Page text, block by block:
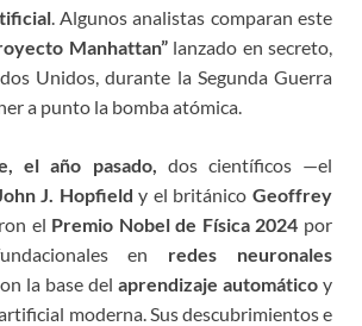
. Algunos analistas comparan este
Manhattan”lanzado en secreto,
Unidos, durante la Segunda Guerra
a punto la bomba atómica.
el año pasado, dos científicos —el
John J. Hopfield y el británicoGeoffrey
el Premio Nobel de Física 2024 por
en redes neuronales
la base del aprendizaje automático y
moderna. Sus descubrimientos e